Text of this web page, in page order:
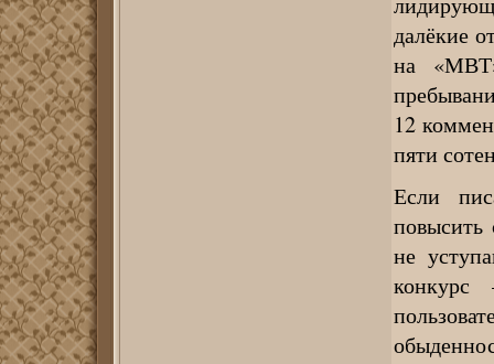
далёкие
на
12
пяти
Если
не